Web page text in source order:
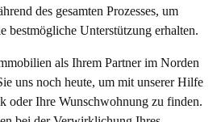
des gesamten Prozesses, um
bestmögliche Unterstützung erhalten.
als Ihrem Partner im Norden
uns noch heute, um mit unserer Hilfe
oder Ihre Wunschwohnung zu finden.